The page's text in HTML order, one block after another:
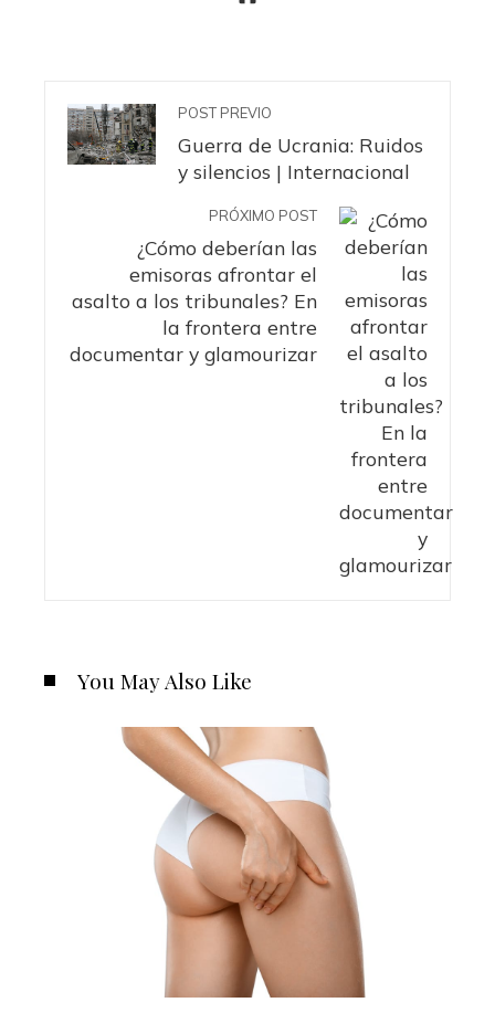
POST PREVIO
Guerra de Ucrania: Ruidos
y silencios | Internacional
PRÓXIMO POST
¿Cómo deberían las
emisoras afrontar el
asalto a los tribunales? En
la frontera entre
documentar y glamourizar
You May Also Like